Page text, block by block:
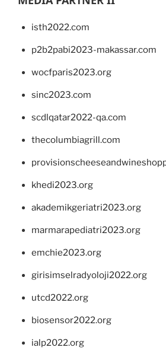
isth2022.com
p2b2pabi2023-makassar.com
wocfparis2023.org
sinc2023.com
scdlqatar2022-qa.com
thecolumbiagrill.com
khedi2023.org
akademikgeriatri2023.org
marmarapediatri2023.org
emchie2023.org
girisimselradyoloji2022.org
utcd2022.org
biosensor2022.org
ialp2022.org